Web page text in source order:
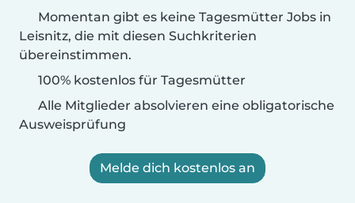
Momentan gibt es keine Tagesmütter Jobs in
Leisnitz, die mit diesen Suchkriterien
übereinstimmen.
100% kostenlos für Tagesmütter
Alle Mitglieder absolvieren eine obligatorische
Ausweisprüfung
Melde dich kostenlos an